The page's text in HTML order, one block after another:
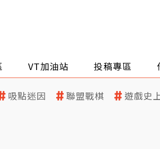
VT加油站 投稿專區
吸點迷因 聯盟戰棋 遊戲史